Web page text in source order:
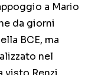
a Mario
da giorni
BCE, ma
nel